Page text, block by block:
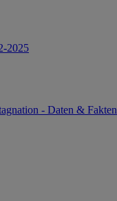
2025
- Daten & Fakten